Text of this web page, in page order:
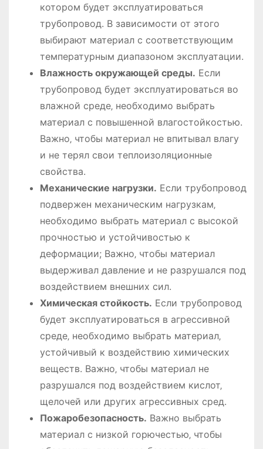
котором будет эксплуатироваться
трубопровод. В зависимости от этого
выбирают материал с соответствующим
температурным диапазоном эксплуатации.
Влажность окружающей среды. Если
трубопровод будет эксплуатироваться во
влажной среде‚ необходимо выбрать
материал с повышенной влагостойкостью.
Важно‚ чтобы материал не впитывал влагу
и не терял свои теплоизоляционные
свойства.
Механические нагрузки. Если трубопровод
подвержен механическим нагрузкам‚
необходимо выбрать материал с высокой
прочностью и устойчивостью к
деформации; Важно‚ чтобы материал
выдерживал давление и не разрушался под
воздействием внешних сил.
Химическая стойкость. Если трубопровод
будет эксплуатироваться в агрессивной
среде‚ необходимо выбрать материал‚
устойчивый к воздействию химических
веществ. Важно‚ чтобы материал не
разрушался под воздействием кислот‚
щелочей или других агрессивных сред.
Пожаробезопасность. Важно выбрать
материал с низкой горючестью‚ чтобы